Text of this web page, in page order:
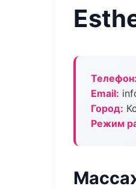
Телефон:
Email:
Город:
Режим